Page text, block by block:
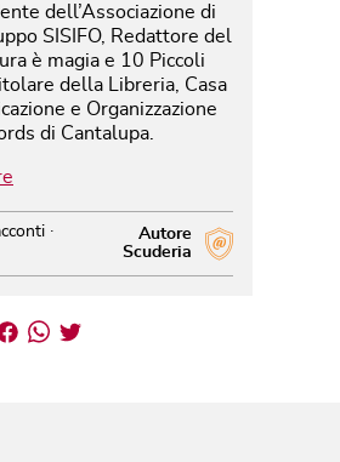
dell’Associazione di
SISIFO, Redattore del
è magia e 10 Piccoli
della Libreria, Casa
e Organizzazione
di Cantalupa.
Autore
Scuderia
Facebook
Whatsapp
Twitter